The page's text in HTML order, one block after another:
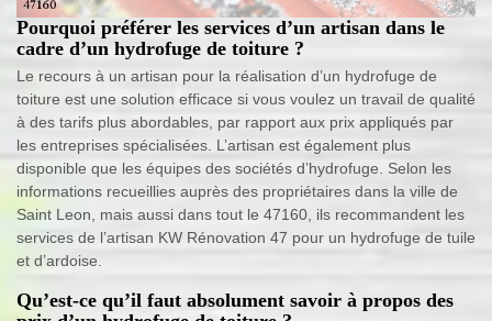
Pourquoi préférer les services d’un artisan dans le
cadre d’un hydrofuge de toiture ?
Le recours à un artisan pour la réalisation d’un hydrofuge de
toiture est une solution efficace si vous voulez un travail de qualité
à des tarifs plus abordables, par rapport aux prix appliqués par
les entreprises spécialisées. L’artisan est également plus
disponible que les équipes des sociétés d’hydrofuge. Selon les
informations recueillies auprès des propriétaires dans la ville de
Saint Leon, mais aussi dans tout le 47160, ils recommandent les
services de l’artisan KW Rénovation 47 pour un hydrofuge de tuile
et d’ardoise.
Qu’est-ce qu’il faut absolument savoir à propos des